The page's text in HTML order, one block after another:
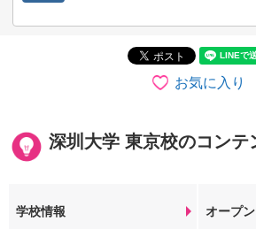
お気に入り
深圳大学 東京校のコンテ
学校情報 オープ